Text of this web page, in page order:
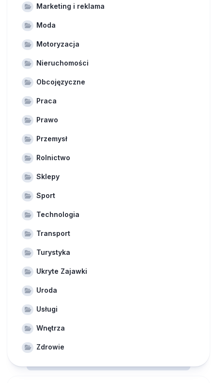
Marketing i reklama
Moda
Motoryzacja
Nieruchomości
Obcojęzyczne
Praca
Prawo
Przemysł
Rolnictwo
Sklepy
Sport
Technologia
Transport
Turystyka
Ukryte Zajawki
Uroda
Usługi
Wnętrza
Zdrowie